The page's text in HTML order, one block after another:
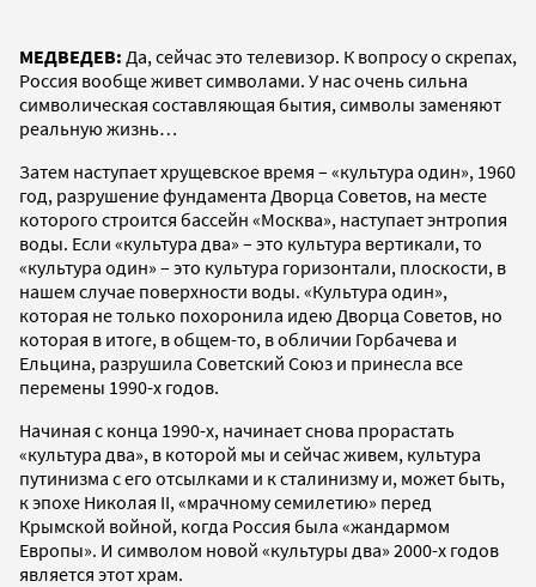
МЕДВЕДЕВ: Да, сейчас это телевизор. К вопросу о скрепах,
Россия вообще живет символами. У нас очень сильна
символическая составляющая бытия, символы заменяют
реальную жизнь…
Затем наступает хрущевское время – «культура один», 1960
год, разрушение фундамента Дворца Советов, на месте
которого строится бассейн «Москва», наступает энтропия
воды. Если «культура два» – это культура вертикали, то
«культура один» – это культура горизонтали, плоскости, в
нашем случае поверхности воды. «Культура один»,
которая не только похоронила идею Дворца Советов, но
которая в итоге, в общем-то, в обличии Горбачева и
Ельцина, разрушила Советский Союз и принесла все
перемены 1990-х годов.
Начиная с конца 1990-х, начинает снова прорастать
«культура два», в которой мы и сейчас живем, культура
путинизма с его отсылками и к сталинизму и, может быть,
к эпохе Николая II, «мрачному семилетию» перед
Крымской войной, когда Россия была «жандармом
Европы». И символом новой «культуры два» 2000-х годов
является этот храм.